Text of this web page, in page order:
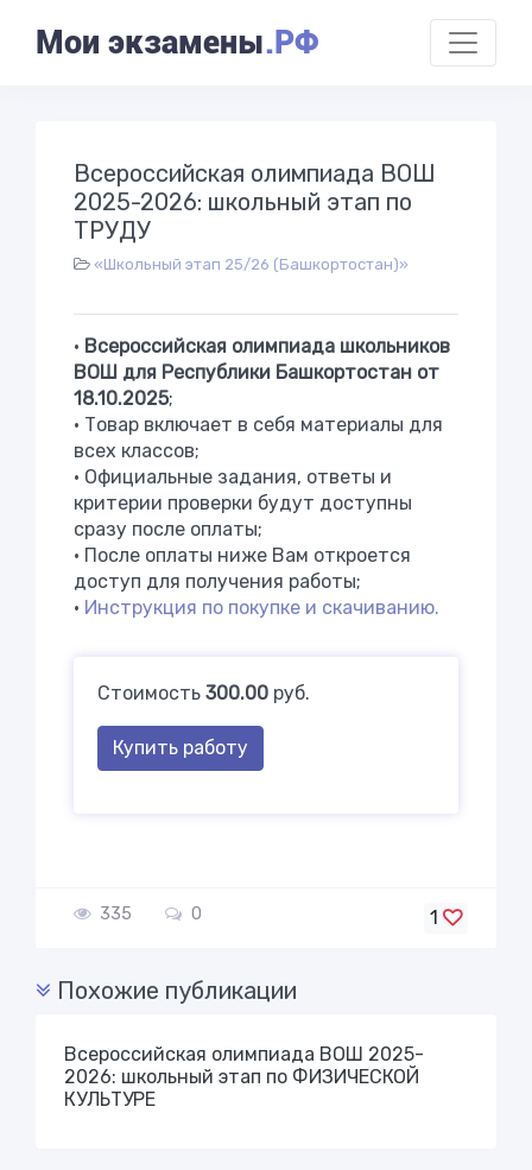
Мои экзамены.РФ
Всероссийская олимпиада ВОШ
2025-2026: школьный этап по
ТРУДУ
«Школьный этап 25/26 (Башкортостан)»
• Всероссийская олимпиада школьников
ВОШ для Республики Башкортостан от
18.10.2025;
• Товар включает в себя материалы для
всех классов;
• Официальные задания, ответы и
критерии проверки будут доступны
сразу после оплаты;
• После оплаты ниже Вам откроется
доступ для получения работы;
• Инструкция по покупке и скачиванию.
Стоимость 300.00 руб.
Купить работу
335 0 1
Похожие публикации
Всероссийская олимпиада ВОШ 2025-
2026: школьный этап по ФИЗИЧЕСКОЙ
КУЛЬТУРЕ